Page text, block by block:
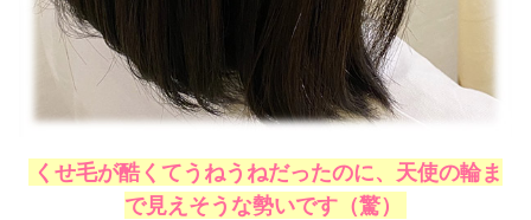
くせ毛が酷くてうねうねだったのに、天使の輪ま
で見えそうな勢いです（驚）